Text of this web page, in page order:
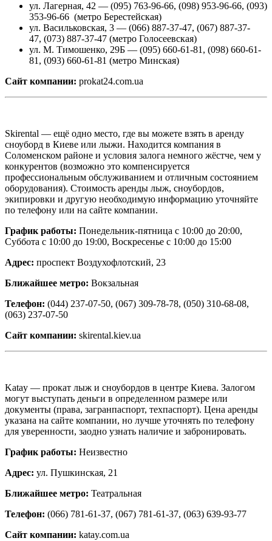
ул. Лагерная, 42 — (095) 763-96-66, (098) 953-96-66, (093)
353-96-66 (метро Берестейская)
ул. Васильковская, 3 — (066) 887-37-47, (067) 887-37-
47, (073) 887-37-47 (метро Голосеевская)
ул. М. Тимошенко, 29Б — (095) 660-61-81, (098) 660-61-
81, (093) 660-61-81 (метро Минская)
Сайт компании: prokat24.com.ua
Skirental — ещё одно место, где вы можете взять в аренду
сноуборд в Киеве или лыжи. Находится компания в
Соломенском районе и условия залога немного жёстче, чем у
конкурентов (возможно это компенсируется
профессиональным обслуживанием и отличным состоянием
оборудования). Стоимость аренды лыж, сноубордов,
экипировки и другую необходимую информацию уточняйте
по телефону или на сайте компании.
График работы: Понедельник-пятница с 10:00 до 20:00,
Суббота с 10:00 до 19:00, Воскресенье с 10:00 до 15:00
Адрес: проспект Воздухофлотский, 23
Ближайшее метро: Вокзальная
Телефон: (044) 237-07-50, (067) 309-78-78, (050) 310-68-08,
(063) 237-07-50
Сайт компании: skirental.kiev.ua
Katay — прокат лыж и сноубордов в центре Киева. Залогом
могут выступать деньги в определенном размере или
документы (права, загранпаспорт, техпаспорт). Цена аренды
указана на сайте компании, но лучше уточнять по телефону
для уверенности, заодно узнать наличие и забронировать.
График работы: Неизвестно
Адрес: ул. Пушкинская, 21
Ближайшее метро: Театральная
Телефон: (066) 781-61-37, (067) 781-61-37, (063) 639-93-77
Сайт компании: katay.com.ua